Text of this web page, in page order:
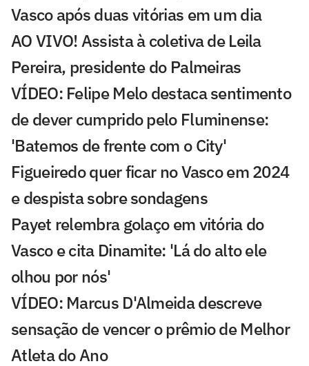
Vasco após duas vitórias em um dia
AO VIVO! Assista à coletiva de Leila
Pereira, presidente do Palmeiras
VÍDEO: Felipe Melo destaca sentimento
de dever cumprido pelo Fluminense:
'Batemos de frente com o City'
Figueiredo quer ficar no Vasco em 2024
e despista sobre sondagens
Payet relembra golaço em vitória do
Vasco e cita Dinamite: 'Lá do alto ele
olhou por nós'
VÍDEO: Marcus D'Almeida descreve
sensação de vencer o prêmio de Melhor
Atleta do Ano